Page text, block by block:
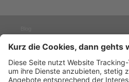
Presse